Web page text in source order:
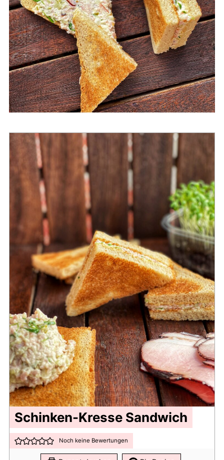
Schinken-Kresse Sandwich
Noch keine Bewertungen